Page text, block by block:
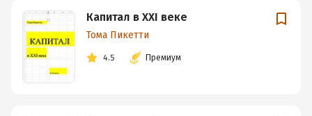
Капитал в XXI веке
Тома Пикетти
4.5 Премиум